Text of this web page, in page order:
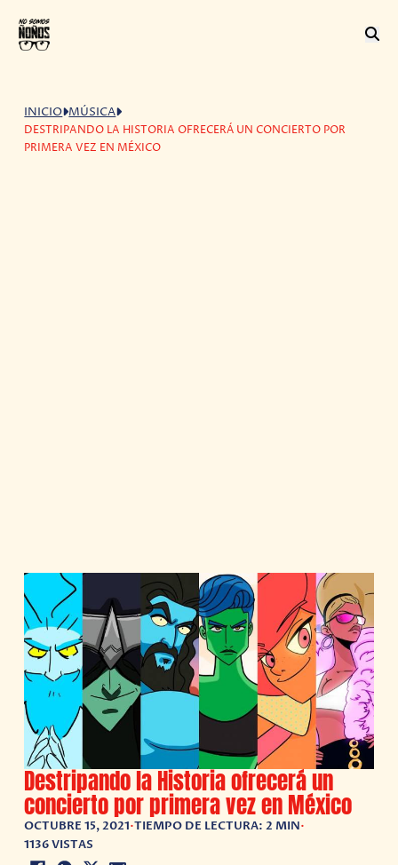
INICIO MÚSICA
DESTRIPANDO LA HISTORIA OFRECERÁ UN CONCIERTO POR
PRIMERA VEZ EN MÉXICO
Destripando la Historia ofrecerá un
concierto por primera vez en México
OCTUBRE 15, 2021•TIEMPO DE LECTURA: 2 MIN•
1136 VISTAS